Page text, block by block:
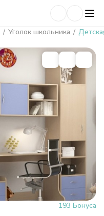
/ Уголок школьника /
193 Бонуса